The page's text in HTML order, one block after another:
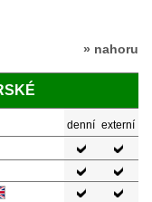
» nahoru
denní externí